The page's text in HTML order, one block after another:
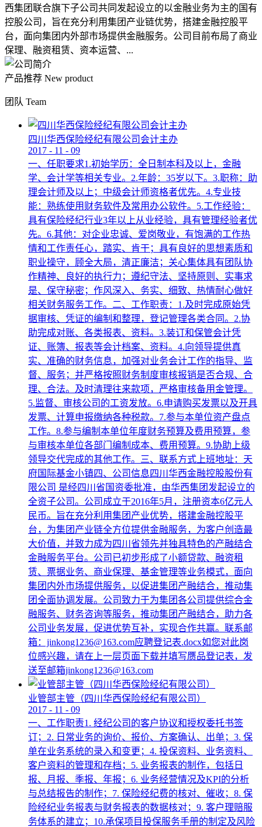
西集团联合旗下子公司共同发起设立的以金融业务为主的国有
控股公司，旨在充分利用集团产业链优势，搭建金融控股平
台，面向集团内外部市场提供金融服务。公司目前布局了商业
保理、融资租赁、资本运营、...
产品推荐 New product
团队 Team
四川华西保险经纪有限公司会计主办
2017 - 11 - 09
一、任职要求1.初始学历：全日制本科及以上，金融
学、会计学等相关专业。2.年龄：35岁以下。3.职称：助
理会计师及以上；中级会计师资格者优先。4.专业技
能：熟练使用财务软件及常用办公软件。5.工作经验：
具有保险经纪行业3年以上从业经验，具有管理经验者优
先。6.其他：对企业忠诚、爱岗敬业，有饱满的工作热
情和工作责任心，踏实、肯干；具有良好的思想素质和
职业操守，顾全大局，清正廉洁；关心集体具有团队协
作精神、良好的执行力；遵纪守法、坚持原则、实事求
是、保守秘密；作风深入、务实、细致、热情耐心做好
相关财务服务工作。二、工作职责：1.及时完成原始凭
据审核、凭证的编制和整理，登记管理各类合同。2.协
助完成对账、各类报表、资料。3.装订和保管会计凭
证、账簿、报表等会计档案、资料。4.向领导提供真
实、准确的财务信息，加强对业务会计工作的指导、监
督、服务；并严格按照财务制度审核报销是否合规、合
理、合法。及时清理往来款项，严格审核备用金管理。
5.监督、审核公司的工资发放。6.申请购买发票以及开具
发票、计算申报缴纳各种税款。7.参与本单位资产盘点
工作。8.参与编制本单位年度财务预算及费用预算，参
与审核本单位各部门编制成本、费用预算。9.协助上级
领导交代完成的其他工作。三、联系方式上班地址：天
府国际基金小镇四、公司信息四川华西金融控股股份有
限公司 是经四川省国资委批准，由华西集团发起设立的
全资子公司。公司成立于2016年5月，注册资本6亿元人
民币。旨在充分利用集团产业优势，搭建金融控股平
台，为集团产业链全方位提供金融服务，为客户创造最
大价值，并致力成为四川省领先并独具特色的产融结合
金融服务平台。公司已初步形成了小额贷款、融资租
赁、票据业务、商业保理、基金管理等业务模式，面向
集团内外市场提供服务，以促进集团产融结合，推动集
团全面协调发展。公司致力于为集团各公司提供综合金
融服务、财务咨询等服务，推动集团产融结合，助力各
公司业务发展，促进优势互补，实现合作共赢。联系邮
箱：jinkong1236@163.com应聘登记表.docx如您对此岗
位感兴趣，请在上一层页面下载并填写赝品登记表，发
送至邮箱jinkong1236@163.com
业管部主管（四川华西保险经纪有限公司）
2017 - 11 - 09
一、工作职责1. 经纪公司的客户协议和授权委托书签
订；2. 日常业务的询价、报价、方案确认、出单；3. 保
单在业务系统的录入和变更；4. 投保资料、业务资料、
客户资料的管理和存档；5. 业务报表的制作，包括日
报、月报、季报、年报；6. 业务经营情况及KPI的分析
与总结报告的制作；7. 保险经纪费的核对、催收；8. 保
险经纪业务报表与财务报表的数据核对；9. 客户理赔服
务体系的建立；10.承保项目投保服务手册的制定及风险